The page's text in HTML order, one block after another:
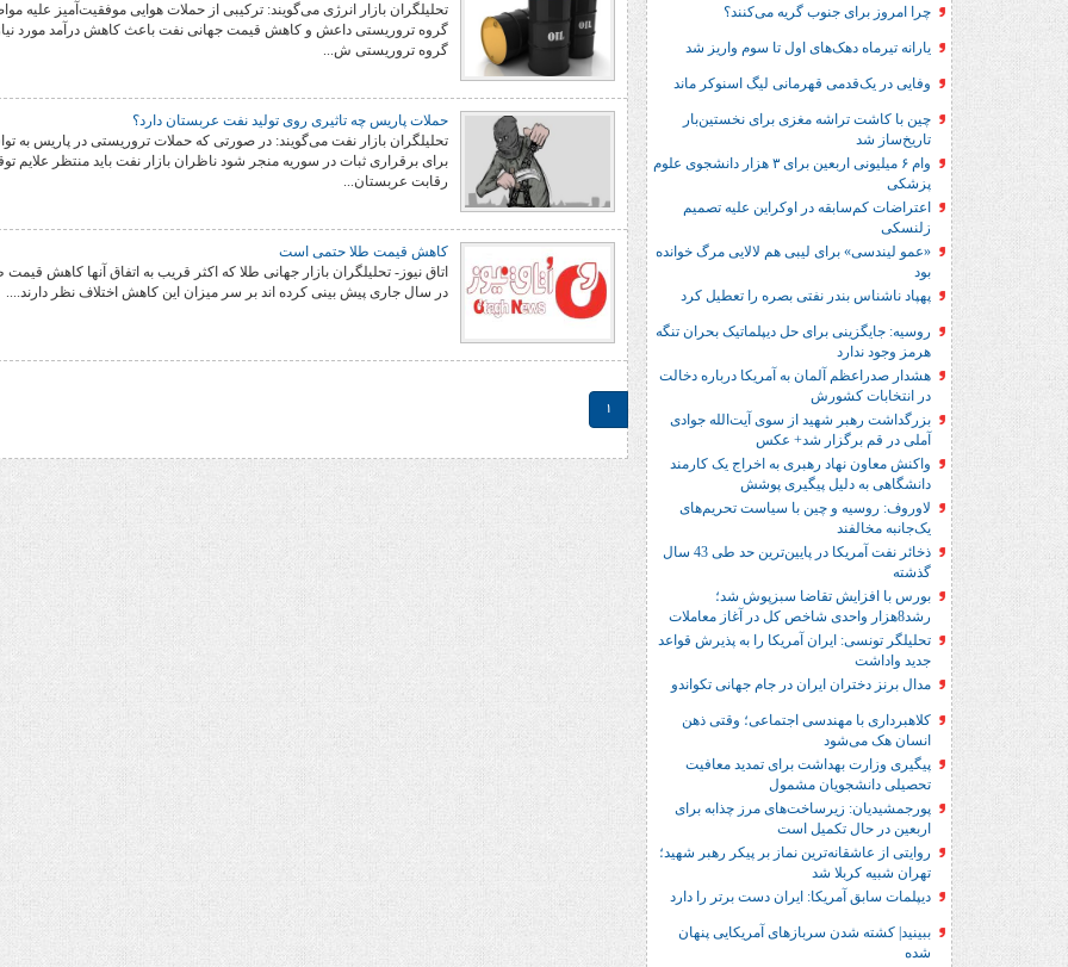
چرا امروز برای جنوب گریه می‌کنند؟
یارانه تیرماه دهک‌های اول تا سوم واریز شد
وفایی در یک‎‌قدمی قهرمانی لیگ اسنوکر ماند
چین با کاشت تراشه مغزی برای نخستین‌بار
تاریخ‌ساز شد
وام ۶ میلیونی اربعین برای ۳ هزار دانشجوی علوم
پزشکی
اعتراضات کم‌سابقه در اوکراین علیه تصمیم
زلنسکی
«عمو لیندسی» برای لیبی هم لالایی مرگ خوانده
بود
پهپاد ناشناس بندر نفتی بصره را تعطیل کرد
روسیه: جایگزینی برای حل‌ دیپلماتیک بحران تنگه
هرمز وجود ندارد
هشدار صدراعظم آلمان به آمریکا درباره دخالت
در انتخابات کشورش
بزرگداشت رهبر شهید از سوی آیت‌الله جوادی
آملی در قم برگزار شد+ عکس
واکنش معاون نهاد رهبری به اخراج یک کارمند
دانشگاهی به دلیل پیگیری پوشش
لاوروف: روسیه و چین با سیاست تحریم‌های
یک‌جانبه مخالفند
ذخائر نفت آمریکا در پایین‌ترین حد طی 43 سال
گذشته
بورس با افزایش تقاضا سبزپوش شد؛
رشد8هزار واحدی شاخص کل در آغاز معاملات
تحلیلگر تونسی: ایران آمریکا را به پذیرش قواعد
جدید واداشت
مدال برنز دختران ایران در جام جهانی تکواندو
کلاهبرداری با مهندسی اجتماعی؛ وقتی ذهن
انسان هک می‌شود
پیگیری وزارت بهداشت برای تمدید معافیت
تحصیلی دانشجویان مشمول
پورجمشیدیان: زیرساخت‌های مرز چذابه برای
اربعین در حال تکمیل است
روایتی از عاشقانه‌ترین نماز بر پیکر رهبر شهید؛‌
تهران‌ شبیه کربلا شد
دیپلمات سابق آمریکا: ایران دست برتر را دارد
ببینید| کشته شدن سربازهای آمریکایی پنهان
شده
تحلیلگران بازار انرژی می‌گویند: ترکیبی از حملات هوایی موفقیت‌آمیز علیه
گروه تروریستی داعش و کاهش قیمت جهانی نفت باعث کاهش درآمد مورد
گروه تروریستی ش...
حملات پاریس چه تاثیری روی تولید نفت عربستان دارد؟
تحلیلگران بازار نفت می‌گویند: در صورتی که حملات تروریستی در پاریس به
برای برقراری ثبات در سوریه منجر شود ناظران بازار نفت باید منتظر علایم
رقابت عربستان...
کاهش قیمت طلا حتمی است
اتاق نیوز- تحلیلگران بازار جهانی طلا که اکثر قریب به اتفاق آنها کاهش قیمت
در سال جاری پیش بینی کرده اند بر سر میزان این کاهش اختلاف نظر دارند....
1
هفت باغ مهربانی